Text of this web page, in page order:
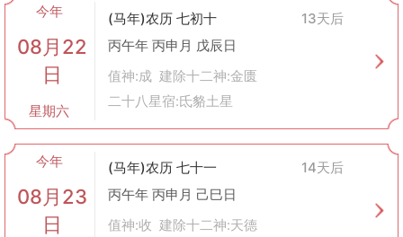
今年
08月22
日
星期六
(马年)农历 七初十
13天后
丙午年 丙申月 戊辰日
值神:成 建除十二神:金匮
二十八星宿:氐貉土星
今年
08月23
日
(马年)农历 七十一
14天后
丙午年 丙申月 己巳日
值神:收 建除十二神:天德